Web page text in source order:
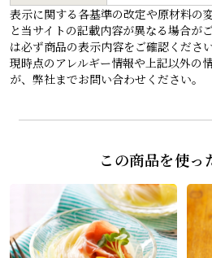
表示に関する各基準の改定や原材料の
と当サイトの記載内容が異なる場合が
は必ず商品の表示内容をご確認ください
現時点のアレルギー情報や上記以外の
が、弊社までお問い合わせください。
この商品を使っ